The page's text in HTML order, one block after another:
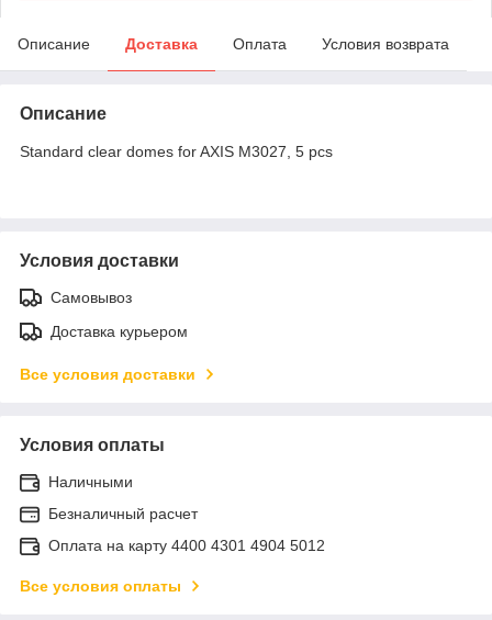
Описание Доставка Оплата Условия возврата
Описание
Standard clear domes for AXIS M3027, 5 pcs
Условия доставки
Самовывоз
Доставка курьером
Все условия доставки
Условия оплаты
Наличными
Безналичный расчет
Оплата на карту 4400 4301 4904 5012
Все условия оплаты